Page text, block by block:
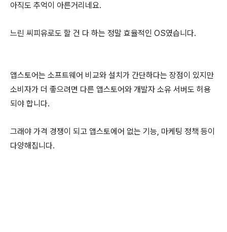
아직도 추억이 아른거리네요.
느린 씨피유로도 할 건 다 하는 정말 효율적인 OS였습니다.
앱스토어는 소프트웨어 비교와 설치가 간단하다는 장점이 있지만
소비자가 더 좋으려면 다른 앱스토어와 개발자 소유 서버도 허용
되야 합니다.
그래야 가격 경쟁이 되고 앱스토에어 없는 기능, 마케팅 정책 등이
다양해집니다.